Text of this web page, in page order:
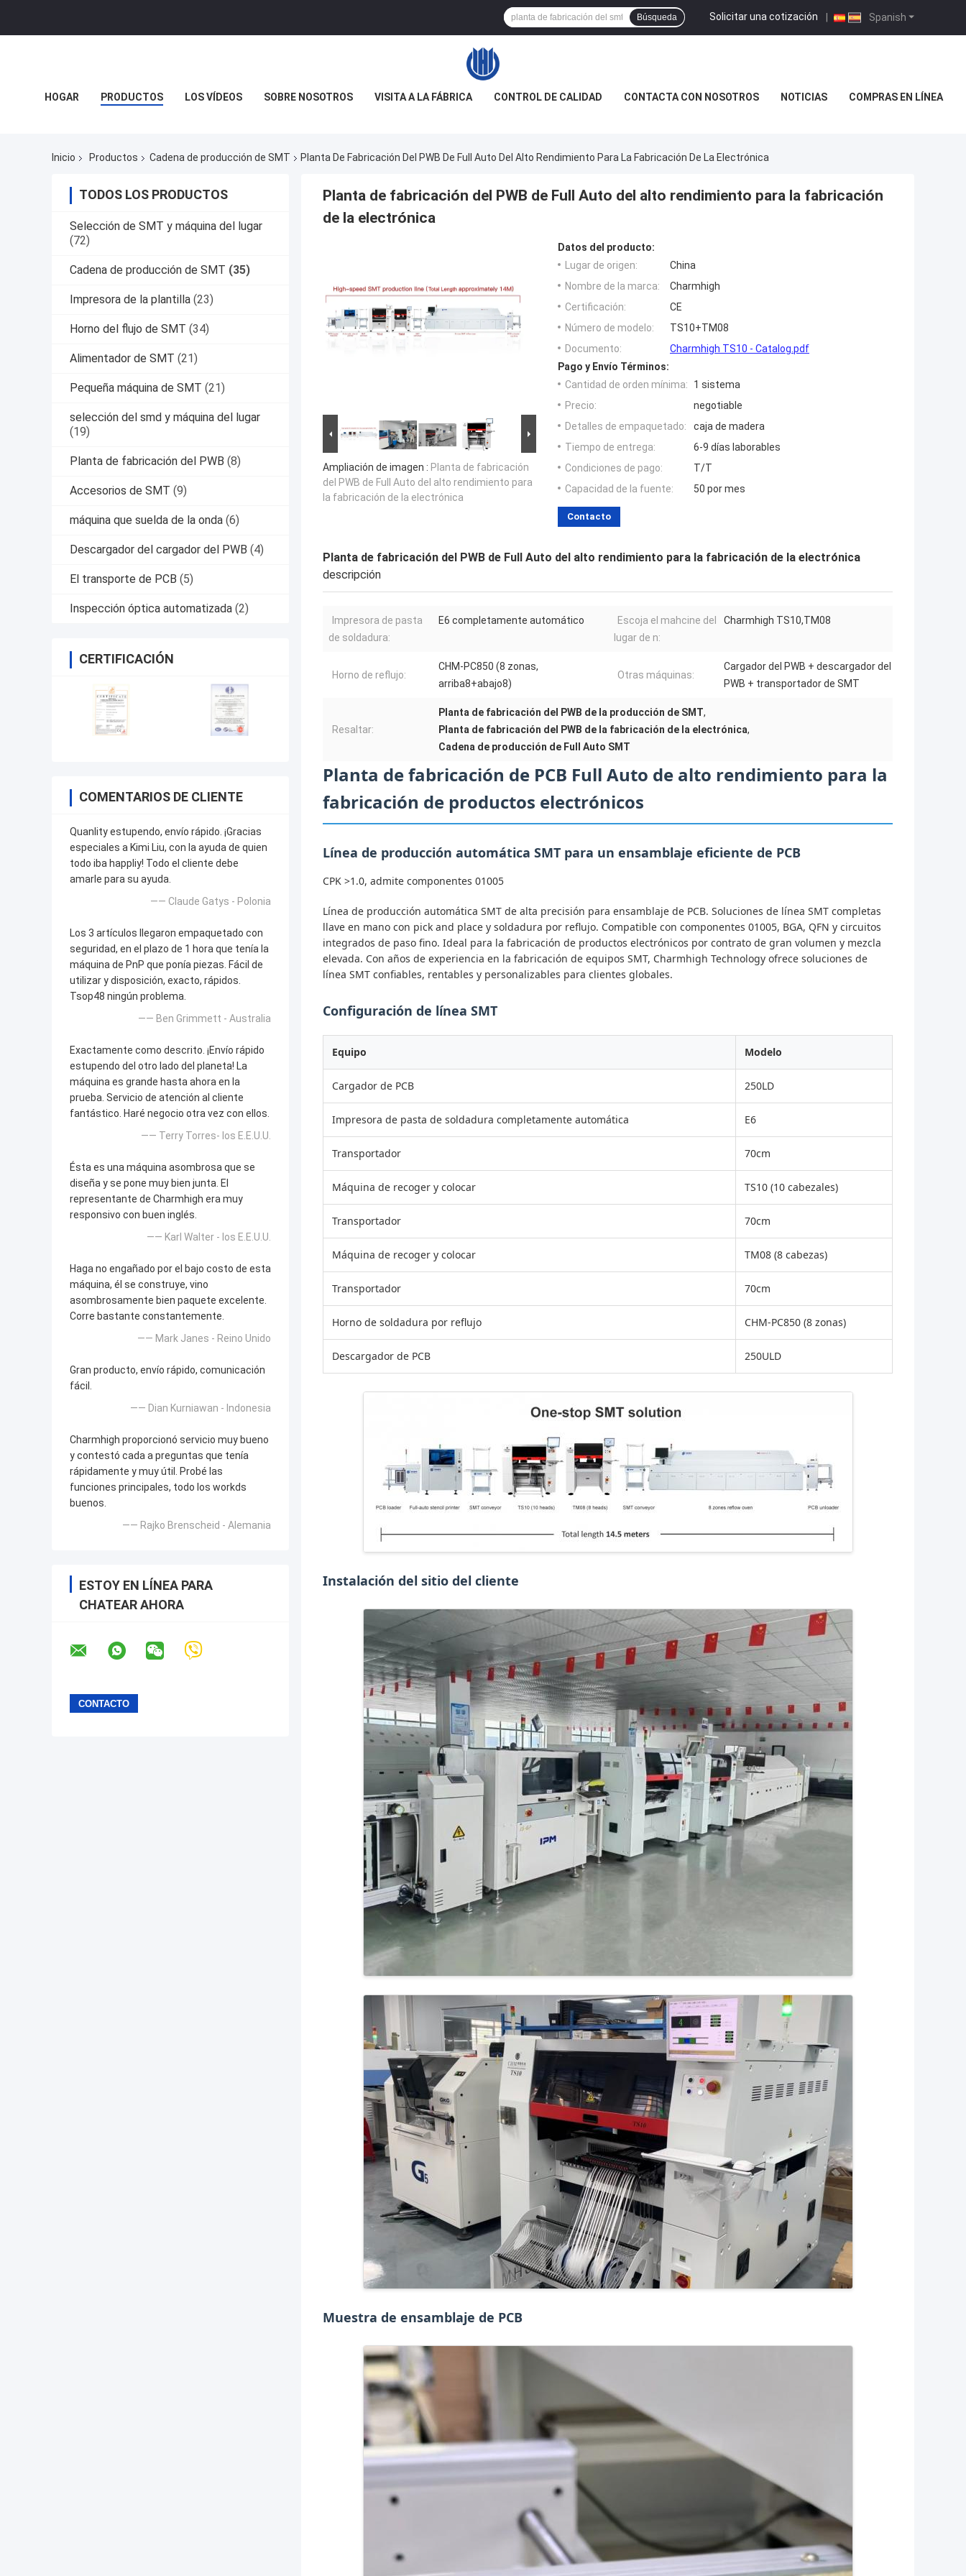
Spanish
Solicitar una cotización |
Búsqueda
HOGAR PRODUCTOS LOS VÍDEOS SOBRE NOSOTROS VISITA A LA FÁBRICA CONTROL DE CALIDAD CONTACTA CON NOSOTROS NOTICIAS COMPRAS EN LÍNEA
Inicio Productos Cadena de producción de SMT Planta De Fabricación Del PWB De Full Auto Del Alto Rendimiento Para La Fabricación De La Electrónica
TODOS LOS PRODUCTOS
Selección de SMT y máquina del lugar
(72)
Cadena de producción de SMT (35)
Impresora de la plantilla (23)
Horno del flujo de SMT (34)
Alimentador de SMT (21)
Pequeña máquina de SMT (21)
selección del smd y máquina del lugar
(19)
Planta de fabricación del PWB (8)
Accesorios de SMT (9)
máquina que suelda de la onda (6)
Descargador del cargador del PWB (4)
El transporte de PCB (5)
Inspección óptica automatizada (2)
CERTIFICACIÓN
COMENTARIOS DE CLIENTE
Quanlity estupendo, envío rápido. ¡Gracias
especiales a Kimi Liu, con la ayuda de quien
todo iba happliy! Todo el cliente debe
amarle para su ayuda.
—— Claude Gatys - Polonia
Los 3 artículos llegaron empaquetado con
seguridad, en el plazo de 1 hora que tenía la
máquina de PnP que ponía piezas. Fácil de
utilizar y disposición, exacto, rápidos.
Tsop48 ningún problema.
—— Ben Grimmett - Australia
Exactamente como descrito. ¡Envío rápido
estupendo del otro lado del planeta! La
máquina es grande hasta ahora en la
prueba. Servicio de atención al cliente
fantástico. Haré negocio otra vez con ellos.
—— Terry Torres- los E.E.U.U.
Ésta es una máquina asombrosa que se
diseña y se pone muy bien junta. El
representante de Charmhigh era muy
responsivo con buen inglés.
—— Karl Walter - los E.E.U.U.
Haga no engañado por el bajo costo de esta
máquina, él se construye, vino
asombrosamente bien paquete excelente.
Corre bastante constantemente.
—— Mark Janes - Reino Unido
Gran producto, envío rápido, comunicación
fácil.
—— Dian Kurniawan - Indonesia
Charmhigh proporcionó servicio muy bueno
y contestó cada a preguntas que tenía
rápidamente y muy útil. Probé las
funciones principales, todo los workds
buenos.
—— Rajko Brenscheid - Alemania
ESTOY EN LÍNEA PARA
CHATEAR AHORA
Planta de fabricación del PWB de Full Auto del alto rendimiento para la fabricación
de la electrónica
Ampliación de imagen : Planta de fabricación
del PWB de Full Auto del alto rendimiento para
la fabricación de la electrónica
Datos del producto:
Lugar de origen:
China
Nombre de la marca:
Charmhigh
Certificación:
CE
Número de modelo:
TS10+TM08
Documento:
Charmhigh TS10 - Catalog.pdf
Pago y Envío Términos:
Cantidad de orden mínima:
1 sistema
Precio:
negotiable
Detalles de empaquetado:
caja de madera
Tiempo de entrega:
6-9 días laborables
Condiciones de pago:
T/T
Capacidad de la fuente:
50 por mes
Contacto
Planta de fabricación del PWB de Full Auto del alto rendimiento para la fabricación de la electrónica
descripción
Impresora de pasta
de soldadura:
E6 completamente automático
Escoja el mahcine del
lugar de n:
Charmhigh TS10,TM08
Horno de reflujo:
CHM-PC850 (8 zonas,
arriba8+abajo8)
Otras máquinas:
Cargador del PWB + descargador del
PWB + transportador de SMT
Resaltar:
Planta de fabricación del PWB de la producción de SMT,
Planta de fabricación del PWB de la fabricación de la electrónica,
Cadena de producción de Full Auto SMT
Planta de fabricación de PCB Full Auto de alto rendimiento para la
fabricación de productos electrónicos
Línea de producción automática SMT para un ensamblaje eficiente de PCB
CPK >1.0, admite componentes 01005
Línea de producción automática SMT de alta precisión para ensamblaje de PCB. Soluciones de línea SMT completas
llave en mano con pick and place y soldadura por reflujo. Compatible con componentes 01005, BGA, QFN y circuitos
integrados de paso fino. Ideal para la fabricación de productos electrónicos por contrato de gran volumen y mezcla
elevada. Con años de experiencia en la fabricación de equipos SMT, Charmhigh Technology ofrece soluciones de
línea SMT confiables, rentables y personalizables para clientes globales.
Configuración de línea SMT
Equipo Modelo
Cargador de PCB 250LD
Impresora de pasta de soldadura completamente automática E6
Transportador 70cm
Máquina de recoger y colocar TS10 (10 cabezales)
Transportador 70cm
Máquina de recoger y colocar TM08 (8 cabezas)
Transportador 70cm
Horno de soldadura por reflujo CHM-PC850 (8 zonas)
Descargador de PCB 250ULD
Instalación del sitio del cliente
Muestra de ensamblaje de PCB